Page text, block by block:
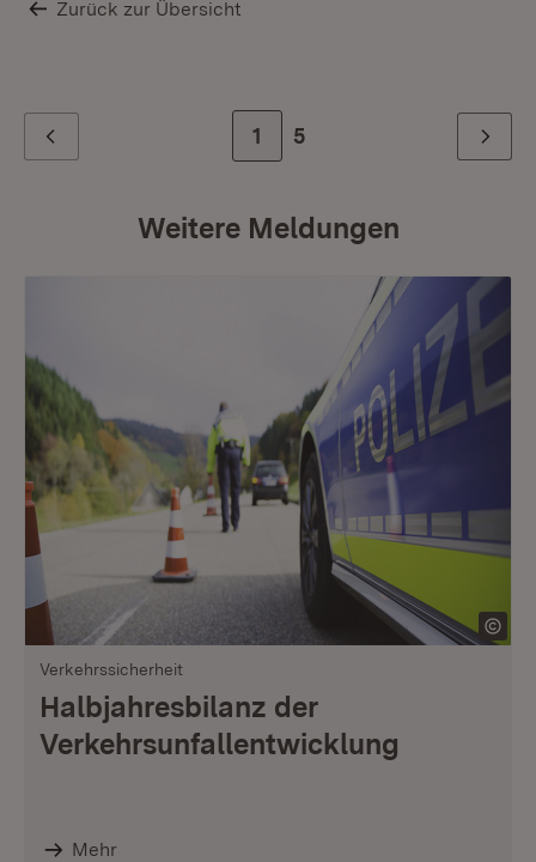
Zurück zur Übersicht
Zur Seite
1 Zur letzten Seite
5 Weiter
Weitere Meldungen
Verkehrssicherheit
Halbjahresbilanz der
Verkehrsunfallentwicklung
Mehr